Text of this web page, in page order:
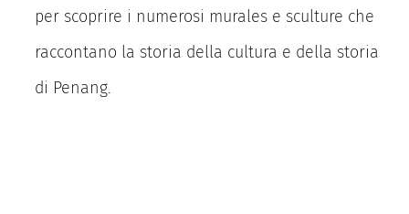
per scoprire i numerosi murales e sculture che
raccontano la storia della cultura e della storia
di Penang.